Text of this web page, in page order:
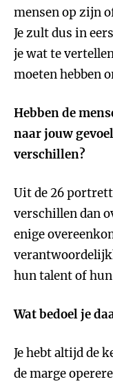
mensen op zijn
Je zult dus in
je wat te
moeten hebben
Hebben de
naar jouw
verschillen?
Uit de 26
verschillen dan
enige
hun talent of
Wat bedoel je
Je hebt altijd de
de marge